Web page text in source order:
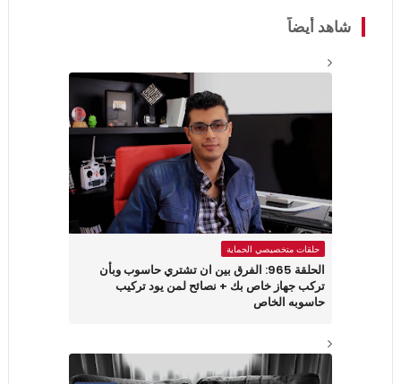
شاهد أيضاً
حلقات متخصيصي الحماية
الحلقة 965: الفرق بين ان تشتري حاسوب وبأن
تركب جهاز خاص بك + نصائح لمن يود تركيب
حاسوبه الخاص